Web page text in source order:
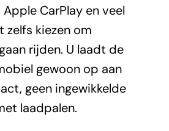
Apple CarPlay en veel
zelfs kiezen om
rijden. U laadt de
gewoon op aan
geen ingewikkelde
laadpalen.